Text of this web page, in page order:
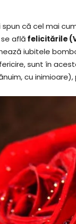
că cel mai
află felicitările
iubitele
sunt în
cu inimioare),